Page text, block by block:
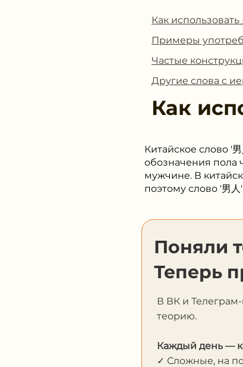
Как использовать
Примеры
Частые
Другие слова с
Как
Китайское слово '
обозначения пола
мужчине. В
поэтому слово '男
Поняли
Теперь
В ВК и
теорию.
Каждый день —
✓ Сложные, на